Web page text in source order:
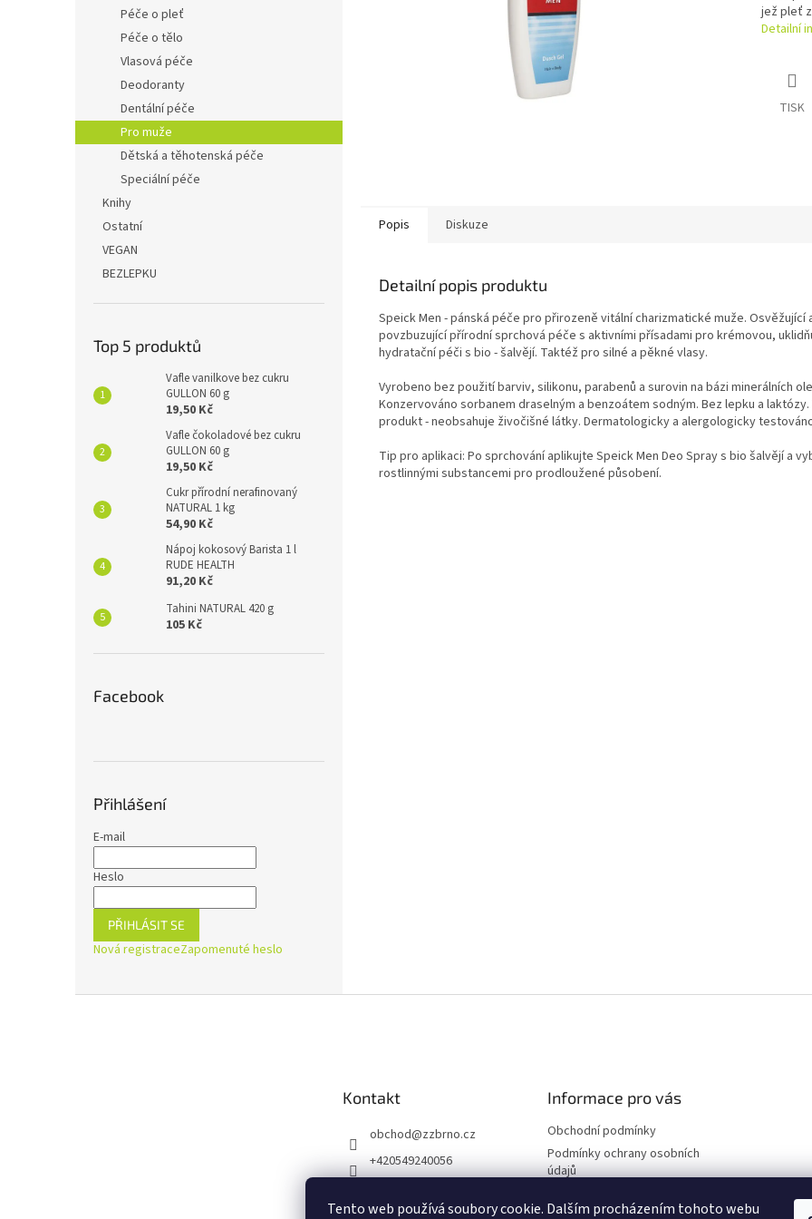
Tento web používá soubory cookie. Dalším procházením tohoto webu
Péče o pleť
Péče o tělo
Vlasová péče
Deodoranty
Dentální péče
Pro muže
Dětská a těhotenská péče
Speciální péče
Knihy
Ostatní
VEGAN
BEZLEPKU
Top 5 produktů
Vafle vanilkove bez cukru
GULLON 60 g
19,50 Kč
Vafle čokoladové bez cukru
GULLON 60 g
19,50 Kč
Cukr přírodní nerafinovaný
NATURAL 1 kg
54,90 Kč
Nápoj kokosový Barista 1 l
RUDE HEALTH
91,20 Kč
Tahini NATURAL 420 g
105 Kč
Facebook
Přihlášení
E-mail
Heslo
PŘIHLÁSIT SE
Nová registraceZapomenuté heslo
jež pleť
Detailní
TISK
Popis Diskuze
Detailní popis produktu
Speick Men - pánská péče pro přirozeně vitální charizmatické muže. Osvěžující
povzbuzující přírodní sprchová péče s aktivními přísadami pro krémovou,
hydratační péči s bio - šalvějí. Taktéž pro silné a pěkné vlasy.
Vyrobeno bez použití barviv, silikonu, parabenů a surovin na bázi minerálních
Konzervováno sorbanem draselným a benzoátem sodným. Bez lepku a laktózy.
produkt - neobsahuje živočišné látky. Dermatologicky a alergologicky
Tip pro aplikaci: Po sprchování aplikujte Speick Men Deo Spray s bio šalvějí a
rostlinnými substancemi pro prodloužené působení.
Kontakt
obchod@zzbrno.cz
+420549240056
ejnaZdravyzivot
Informace pro vás
Obchodní podmínky
Podmínky ochrany osobních
údajů